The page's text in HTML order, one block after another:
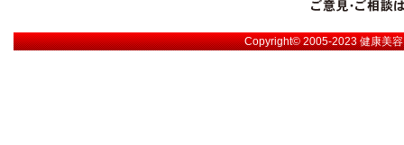
Copyright© 2005-2023健康美